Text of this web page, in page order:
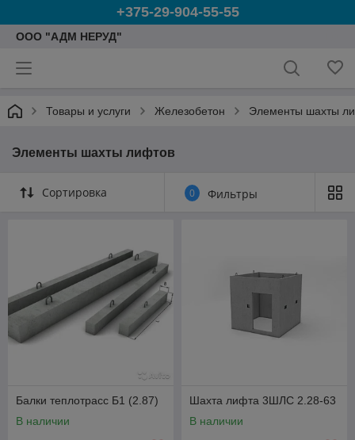
+375-29-904-55-55
ООО "АДМ НЕРУД"
Товары и услуги Железобетон Элементы шахты
Элементы шахты лифтов
Сортировка 0 Фильтры
Балки теплотрасс Б1 (2.87)
В наличии
Шахта лифта 3ШЛС 2.28-63
В наличии